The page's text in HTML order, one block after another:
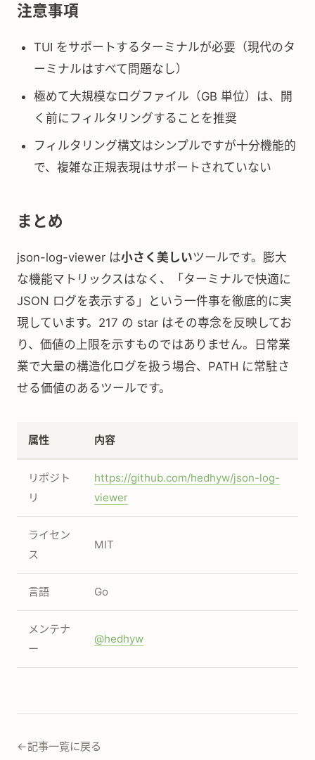
注意事項
TUI をサポートするターミナルが必要（現代のタ
ーミナルはすべて問題なし）
極めて大規模なログファイル（GB 単位）は、開
く前にフィルタリングすることを推奨
フィルタリング構文はシンプルですが十分機能的
で、複雑な正規表現はサポートされていない
まとめ
json-log-viewer は小さく美しいツールです。膨大
な機能マトリックスはなく、「ターミナルで快適に
JSON ログを表示する」という一件事を徹底的に実
現しています。217 の star はその専念を反映してお
り、価値の上限を示すものではありません。日常業
業で大量の構造化ログを扱う場合、PATH に常駐さ
せる価値のあるツールです。
属性 内容
リポジト
リ
https://github.com/hedhyw/json-log-
viewer
ライセン
ス
MIT
言語 Go
メンテナ
ー
@hedhyw
←記事一覧に戻る